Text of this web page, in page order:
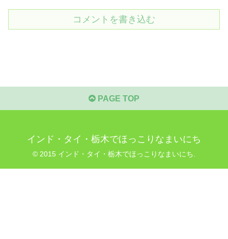
コメントを書き込む
PAGE TOP
インド・タイ・栃木でほっこりなまいにち
© 2015 インド・タイ・栃木でほっこりなまいにち.